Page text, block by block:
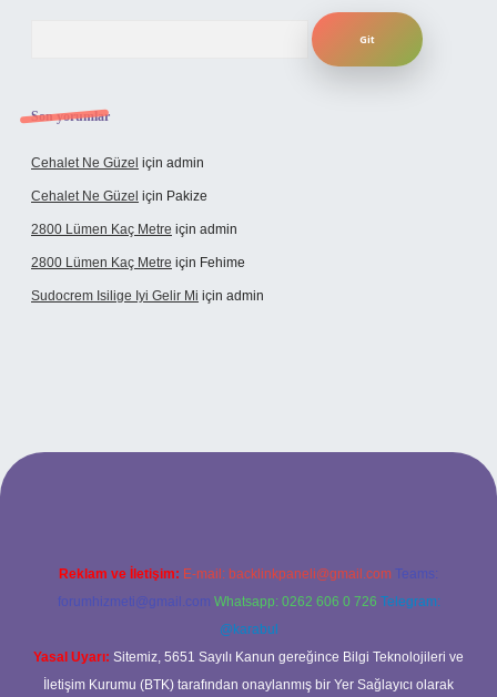
Son yorumlar
Cehalet Ne Güzel için admin
Cehalet Ne Güzel için Pakize
2800 Lümen Kaç Metre için admin
2800 Lümen Kaç Metre için Fehime
Sudocrem Isilige Iyi Gelir Mi için admin
opera bet giriş
Reklam ve İletişim: E-mail: backlinkpaneli@gmail.com Teams:
forumhizmeti@gmail.com Whatsapp: 0262 606 0 726 Telegram:
@karabul
Yasal Uyarı: Sitemiz, 5651 Sayılı Kanun gereğince Bilgi Teknolojileri ve
İletişim Kurumu (BTK) tarafından onaylanmış bir Yer Sağlayıcı olarak